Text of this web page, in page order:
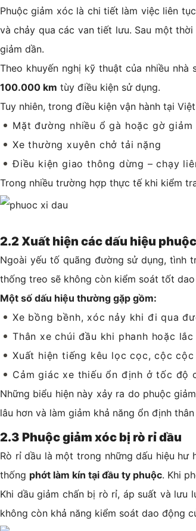
Phuộc giảm xóc là chi tiết làm việc liên
và chảy qua các van tiết lưu. Sau một
giảm dần.
Theo khuyến nghị kỹ thuật của nhiều
100.000 km tùy điều kiện sử dụng.
Tuy nhiên, trong điều kiện vận hành tại
Mặt đường nhiều ổ gà hoặc gờ giảm
Xe thường xuyên chở tải nặng
Điều kiện giao thông dừng – chạy
Trong nhiều trường hợp thực tế khi kiểm
2.2 Xuất hiện các dấu hiệu
Ngoài yếu tố quãng đường sử dụng, tình
thống treo sẽ không còn kiểm soát tốt
Một số dấu hiệu thường gặp gồm:
Xe bồng bềnh, xóc nảy khi đi qua
Thân xe chúi đầu khi phanh hoặc
Xuất hiện tiếng kêu lọc cọc, cộc
Cảm giác xe thiếu ổn định ở tốc độ
Những biểu hiện này xảy ra do phuộc
lâu hơn và làm giảm khả năng ổn định thân
2.3 Phuộc giảm xóc bị rò rỉ dầu
Rò rỉ dầu là một trong những dấu hiệu hư
thống phớt làm kín tại đầu ty phuộc. Khi
Khi dầu giảm chấn bị rò rỉ, áp suất và lưu
không còn khả năng kiểm soát dao động